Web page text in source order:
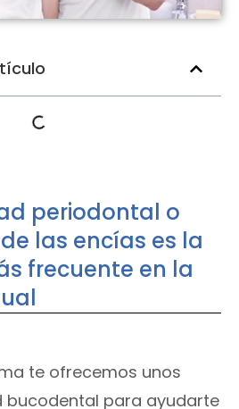
periodontal o
las encías es la
frecuente en la
te ofrecemos unos
bucodental para ayudarte